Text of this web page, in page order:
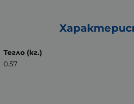
Тегло (кг.)
0.57